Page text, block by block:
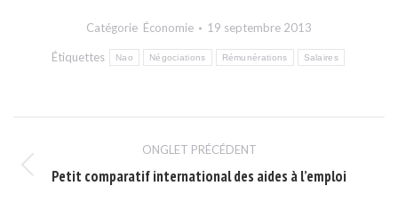
Catégorie Économie 19 septembre 2013
Étiquettes Nao Négociations Rémunérations Salaires
de
commentaire
ONGLET PRÉCÉDENT
Onglet
Petit comparatif international des aides à l’emploi